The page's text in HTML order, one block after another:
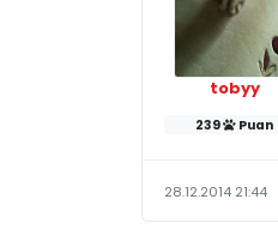
tobyy
239 Puan
28.12.2014 21:44